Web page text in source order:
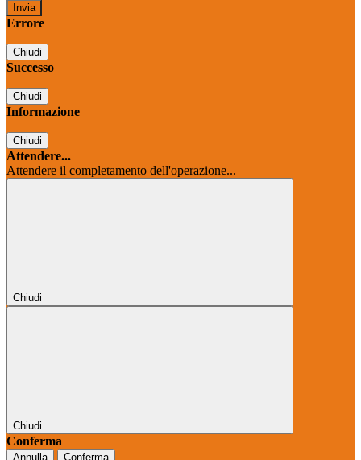
Errore
Chiudi
Successo
Chiudi
Informazione
Chiudi
Attendere...
Attendere il completamento dell'operazione...
Chiudi
Chiudi
Conferma
Annulla Conferma